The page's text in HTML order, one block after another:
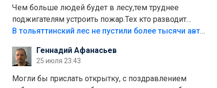
Чем больше людей будет в лесу,тем труднее
поджигателям устроить пожар.Тех кто разводит
костры,тех надо безбожно штрафовать.Камер полно
Штрафы мизерные.
В тольяттинский лес не пустили более тысячи автомобилей
Геннадий Афанасьев
25 июля 23:43
Могли бы прислать открытку, с поздравлением